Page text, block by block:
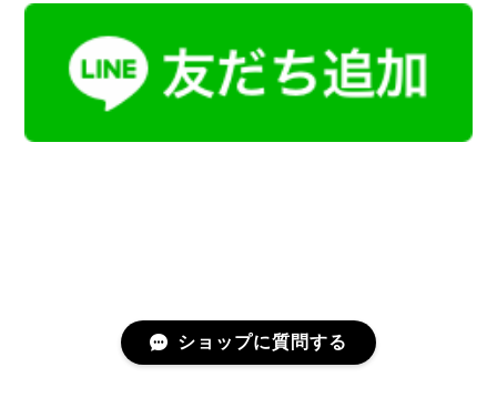
ショップに質問する